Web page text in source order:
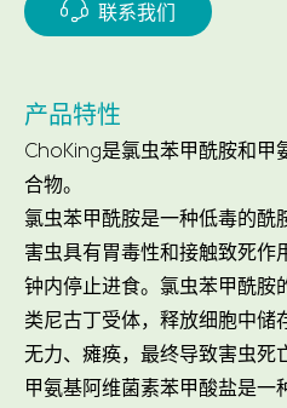
 联系我们
产品特性
ChoKing是氯虫苯甲酰胺和甲
合物。
氯虫苯甲酰胺是一种低毒的酰
害虫具有胃毒性和接触致死作
钟内停止进食。氯虫苯甲酰胺
类尼古丁受体，释放细胞中储
无力、瘫痪，最终导致害虫死
甲氨基阿维菌素苯甲酸盐是一